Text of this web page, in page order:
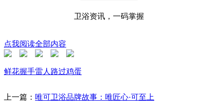
卫浴资讯，一码掌握
点我阅读全部内容
鲜花握手雷人 路过鸡蛋
上一篇： 唯可卫浴品牌故事：唯匠心·可至上